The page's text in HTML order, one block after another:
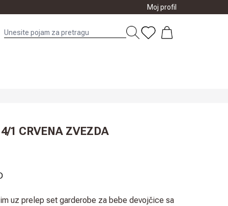
Moj profil
1 CRVENA ZVEZDA
uz prelep set garderobe za bebe devojčice sa